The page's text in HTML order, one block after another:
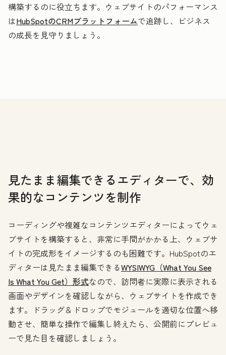
構築するのに役立ちます。ウェブサイトのパフォーマンス
はHubSpotのCRMプラットフォームで追跡し、ビジネス
の成長を見守りましょう。
見たまま編集できるエディターで、効
果的なコンテンツを制作
コーディングや複雑なコンテンツエディターによってウェ
ブサイトを構築すると、非常に手間がかかる上、ウェブサ
イトの完成形をイメージするのも困難です。HubSpotのエ
ディターは見たまま編集できるWYSIWYG（What You See
Is What You Get）形式なので、訪問者に実際に表示される
画面やデザインを確認しながら、ウェブサイトを作成でき
ます。ドラッグ＆ドロップでモジュールを適切な位置へ移
動させ、簡単な操作で編集し終えたら、公開前にプレビュ
ーで見た目を確認しましょう。